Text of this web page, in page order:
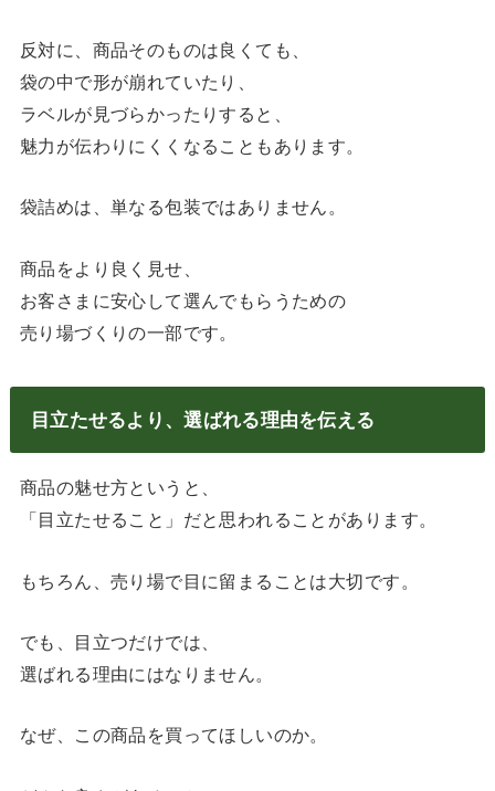
反対に、商品そのものは良くても、
袋の中で形が崩れていたり、
ラベルが見づらかったりすると、
魅力が伝わりにくくなることもあります。
袋詰めは、単なる包装ではありません。
商品をより良く見せ、
お客さまに安心して選んでもらうための
売り場づくりの一部です。
目立たせるより、選ばれる理由を伝える
商品の魅せ方というと、
「目立たせること」だと思われることがあります。
もちろん、売り場で目に留まることは大切です。
でも、目立つだけでは、
選ばれる理由にはなりません。
なぜ、この商品を買ってほしいのか。